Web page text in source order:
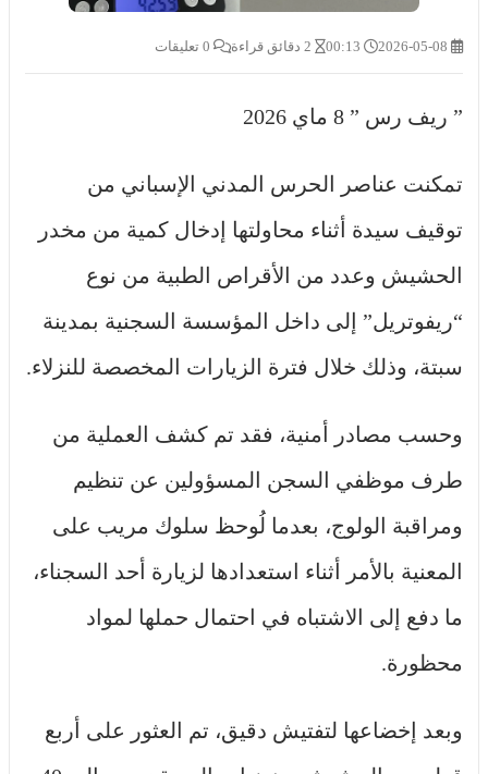
” ريف رس ” 8 ماي 2026
تمكنت عناصر الحرس المدني الإسباني من
توقيف سيدة أثناء محاولتها إدخال كمية من مخدر
الحشيش وعدد من الأقراص الطبية من نوع
“ريفوتريل” إلى داخل المؤسسة السجنية بمدينة
سبتة، وذلك خلال فترة الزيارات المخصصة للنزلاء.
وحسب مصادر أمنية، فقد تم كشف العملية من
طرف موظفي السجن المسؤولين عن تنظيم
ومراقبة الولوج، بعدما لُوحظ سلوك مريب على
المعنية بالأمر أثناء استعدادها لزيارة أحد السجناء،
ما دفع إلى الاشتباه في احتمال حملها لمواد
محظورة.
وبعد إخضاعها لتفتيش دقيق، تم العثور على أربع